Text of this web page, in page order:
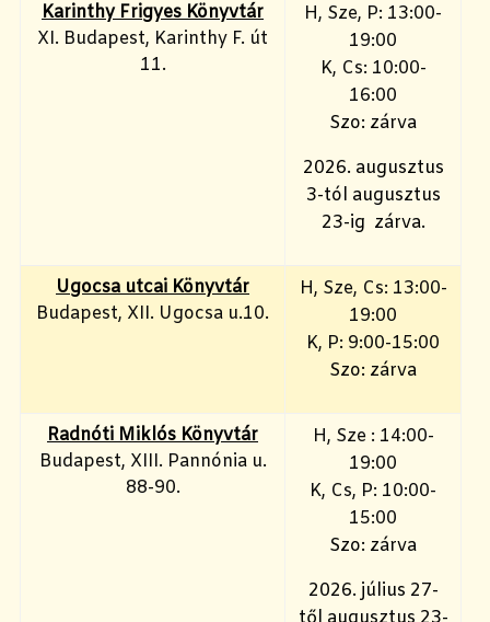
Karinthy Frigyes Könyvtár
XI. Budapest, Karinthy F. út
11.
H, Sze, P: 13:00-
19:00
K, Cs: 10:00-
16:00
Szo: zárva
2026. augusztus
3-tól augusztus
23-ig zárva.
Ugocsa utcai Könyvtár
Budapest, XII. Ugocsa u.10.
H, Sze, Cs: 13:00-
19:00
K, P: 9:00-15:00
Szo: zárva
Radnóti Miklós Könyvtár
Budapest, XIII. Pannónia u.
88-90.
H, Sze : 14:00-
19:00
K, Cs, P: 10:00-
15:00
Szo: zárva
2026. július 27-